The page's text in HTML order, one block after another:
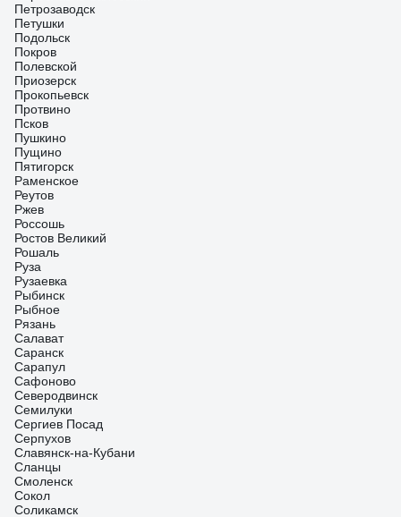
Петрозаводск
Петушки
Подольск
Покров
Полевской
Приозерск
Прокопьевск
Протвино
Псков
Пушкино
Пущино
Пятигорск
Раменское
Реутов
Ржев
Россошь
Ростов Великий
Рошаль
Руза
Рузаевка
Рыбинск
Рыбное
Рязань
Салават
Саранск
Сарапул
Сафоново
Северодвинск
Семилуки
Сергиев Посад
Серпухов
Славянск-на-Кубани
Сланцы
Смоленск
Сокол
Соликамск